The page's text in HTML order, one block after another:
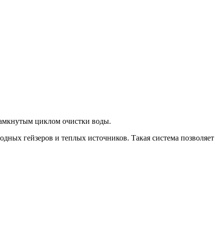
циклом очистки воды.
гейзеров и теплых источников. Такая система позволяет